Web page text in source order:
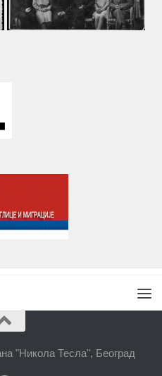
"Никола Тесла", Београд